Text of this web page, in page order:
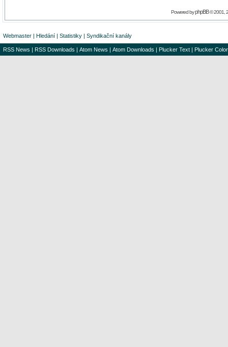
Powered byphpBB© 2001,
Webmaster | Hledání | Statistiky | Syndikační kanály
RSS News | RSS Downloads | Atom News | Atom Downloads | Plucker Text | Plucker Color